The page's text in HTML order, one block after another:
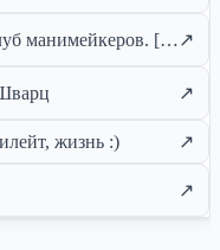
Арбитраж трафика. CPA-сеть. Клуб манимейкеров. [Анатолий Шварц. Mobytize, Affiliate Embassy]↗
↗
жизнь :) ↗
↗